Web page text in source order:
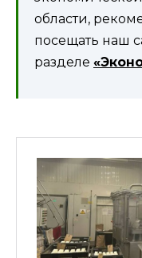
области,
посещать наш
разделе